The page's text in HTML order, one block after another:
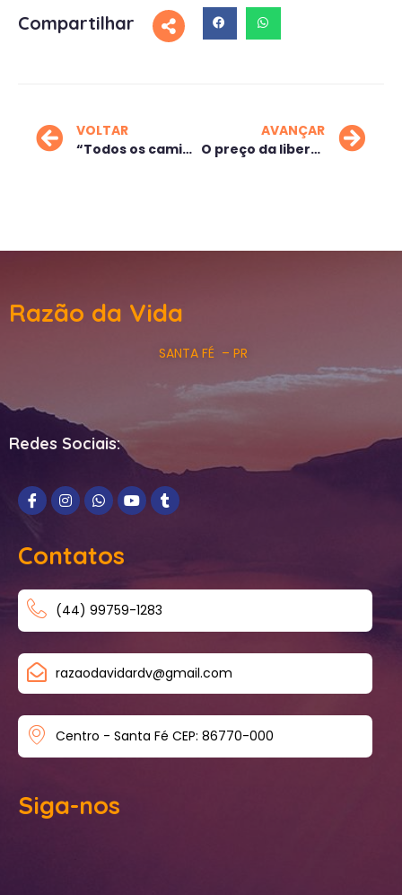
Compartilhar
VOLTAR
“Todos os caminhos do mundo” nos afastam de Deus!
AVANÇAR
O preço da liberdade
Razão da Vida
SANTA FÉ – PR
Redes Sociais:
Contatos
(44) 99759-1283
razaodavidardv@gmail.com
Centro - Santa Fé CEP: 86770-000
Siga-nos